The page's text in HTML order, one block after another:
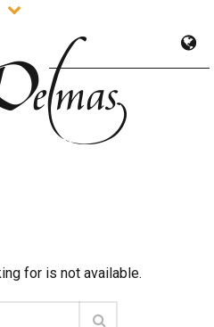
for is not available.